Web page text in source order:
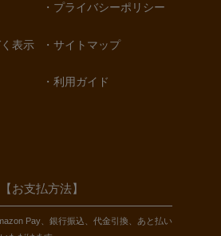
表示
プライバシーポリシー
サイトマップ
利用ガイド
【お支払方法】
Pay、銀行振込、代金引換、あと払い